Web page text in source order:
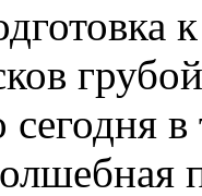
сегодня